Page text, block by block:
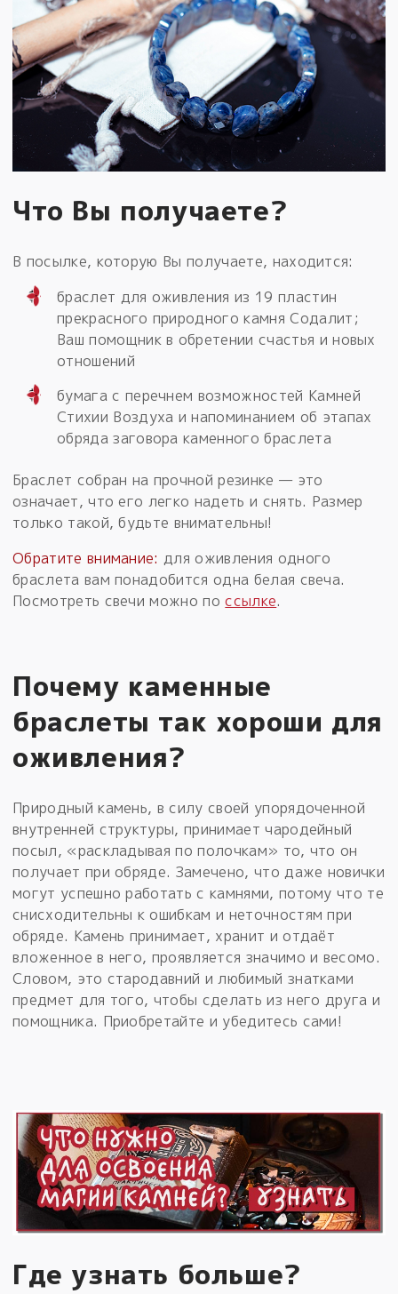
Что Вы получаете?
В посылке, которую Вы получаете, находится:
браслет для оживления из 19 пластин
прекрасного природного камня Содалит;
Ваш помощник в обретении счастья и новых
отношений
бумага с перечнем возможностей Камней
Стихии Воздуха и напоминанием об этапах
обряда заговора каменного браслета
Браслет собран на прочной резинке — это
означает, что его легко надеть и снять. Размер
только такой, будьте внимательны!
Обратите внимание: для оживления одного
браслета вам понадобится одна белая свеча.
Посмотреть свечи можно поссылке.
Почему каменные
браслеты так хороши для
оживления?
Природный камень, в силу своей упорядоченной
внутренней структуры, принимает чародейный
посыл, «раскладывая по полочкам» то, что он
получает при обряде. Замечено, что даже новички
могут успешно работать с камнями, потому что те
снисходительны к ошибкам и неточностям при
обряде. Камень принимает, хранит и отдаёт
вложенное в него, проявляется значимо и весомо.
Словом, это стародавний и любимый знатками
предмет для того, чтобы сделать из него друга и
помощника. Приобретайте и убедитесь сами!
Где узнать больше?